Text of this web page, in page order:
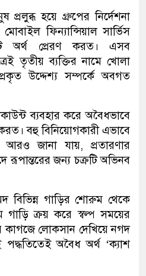
প্রলুব্ধ হয়ে গ্রুপের নির্দেশনা
ফিন্যান্সিয়াল সার্ভিস
অর্থ প্রেরণ করত। এসব
তৃতীয় ব্যক্তির নামে খোলা
উদ্দেশ্য সম্পর্কে অবগত
ব্যবহার করে অবৈধভাবে
বহু বিনিয়োগকারী এভাবে
আরও জানা যায়, প্রতারণার
রূপান্তরের জন্য চক্রটি অভিনব
বিভিন্ন গাড়ির শোরুম থেকে
গাড়ি ক্রয় করে স্বল্প সময়ের
কাগজে লোকসান দেখিয়ে নগদ
অবৈধ অর্থ ‘ক্যাশ